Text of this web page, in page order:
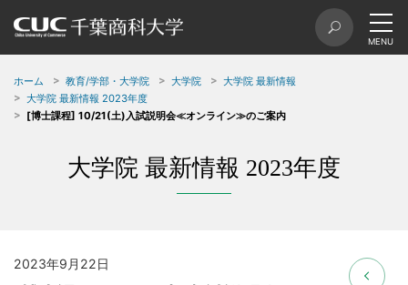
ホーム 教育/学部・大学院 大学院
大学院 最新情報
大学院 最新情報 2023年度
[博士課程] 10/21(土)入試説明会≪オンライン≫のご案内
大学院 最新情報 2023年度
2023年9月22日